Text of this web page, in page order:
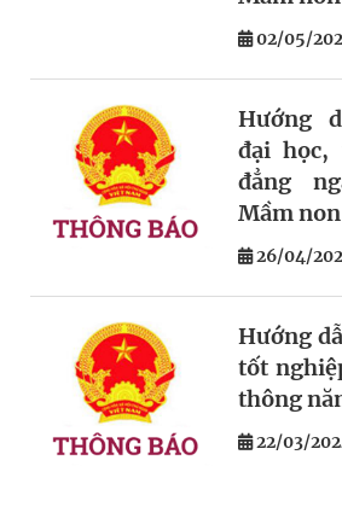
02/05/
Hướng
đại học,
đẳng
Mầm non
26/04/
Hướng
tốt
thông
22/03/